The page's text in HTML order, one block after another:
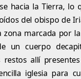
hacia la Tierra, lo
del obispo de
marcada por
un cuerpo
allí
iglesia para